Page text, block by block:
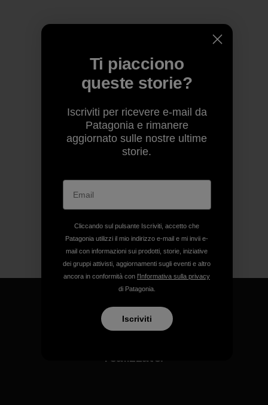
realizzato.
Ti piacciono
queste storie?
Iscriviti per ricevere e-mail da
Patagonia e rimanere
aggiornato sulle nostre ultime
storie.
Cliccando sul pulsante Iscriviti, accetto che
Patagonia utilizzi il mio indirizzo e-mail e mi invii e-
mail con informazioni sui prodotti, storie, iniziative
dei gruppi attivisti, aggiornamenti sugli eventi e altro
ancora in conformità con l'Informativa sulla privacy
di Patagonia.
Iscriviti